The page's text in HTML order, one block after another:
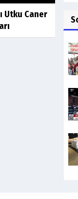
Utku Caner